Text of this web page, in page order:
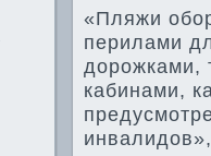
«Пляжи
перилами
дοрожками,
кабинами,